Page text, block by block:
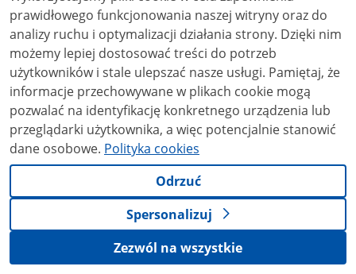
NC-ND 4.0), o ile nie jest to stwierdzone inaczej.
prawidłowego funkcjonowania naszej witryny oraz do
analizy ruchu i optymalizacji działania strony. Dzięki nim
możemy lepiej dostosować treści do potrzeb
użytkowników i stale ulepszać nasze usługi. Pamiętaj, że
informacje przechowywane w plikach cookie mogą
pozwalać na identyfikację konkretnego urządzenia lub
przeglądarki użytkownika, a więc potencjalnie stanowić
dane osobowe. Polityka cookies
Odrzuć
Spersonalizuj
Zezwól na wszystkie